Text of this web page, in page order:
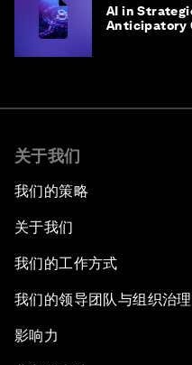
AI in
Anticipatory
关于我们
我们的策略
关于我们
我们的工作方式
我们的领导团队与组织治理
影响力